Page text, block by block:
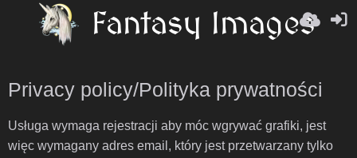
Privacy policy/Polityka prywatności
Usługa wymaga rejestracji aby móc wgrywać grafiki, jest
więc wymagany adres email, który jest przetwarzany tylko